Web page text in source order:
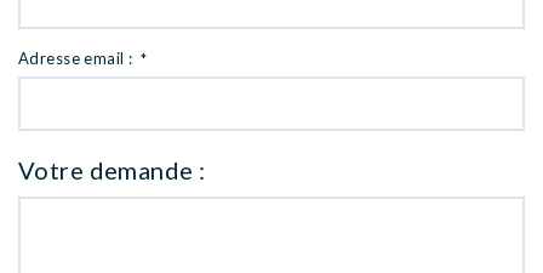
Adresse email :*
Votre demande :